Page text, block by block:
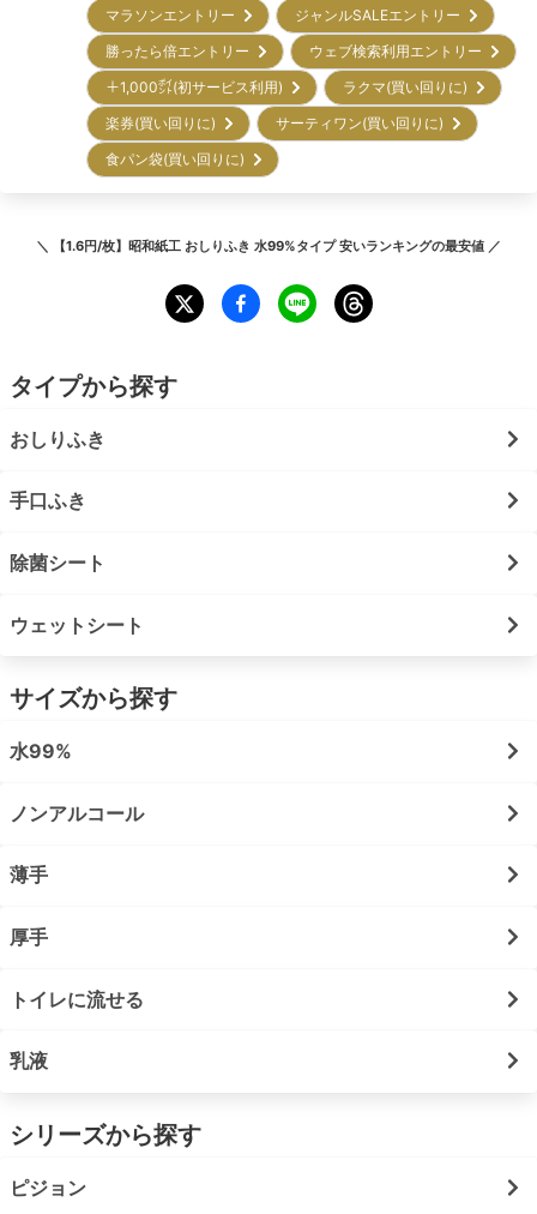
マラソンエントリー
ジャンルSALEエントリー
勝ったら倍エントリー
ウェブ検索利用エントリー
＋1,000㌽(初サービス利用)
ラクマ(買い回りに)
楽券(買い回りに)
サーティワン(買い回りに)
食パン袋(買い回りに)
＼ 【1.6円/枚】昭和紙工 おしりふき 水99%タイプ 安いランキングの最安値 ／
タイプから探す
おしりふき
手口ふき
除菌シート
ウェットシート
サイズから探す
水99%
ノンアルコール
薄手
厚手
トイレに流せる
乳液
シリーズから探す
ピジョン